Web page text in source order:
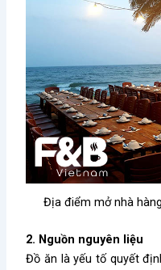
Địa điểm mở nhà
2. Nguồn nguyên liệu
Đồ ăn là yếu tố quyết